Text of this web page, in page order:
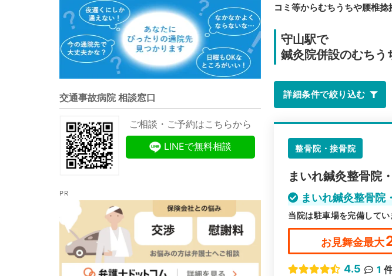
交通事故病院 相談窓口
ご相談・ご予約はこちらから
LINEで無料相談
コミ等からむちうちや腰椎捻
守山駅で
鍼灸院併設のむちう
詳細条件で絞り込む
整骨院・接骨院
まいれ鍼灸整骨院
まいれ鍼灸整骨院
当院は駐車場を完備して
お見舞金最大
4.5 1